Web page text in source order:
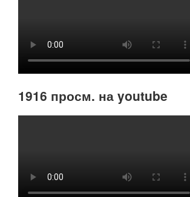
1916 просм. на youtube